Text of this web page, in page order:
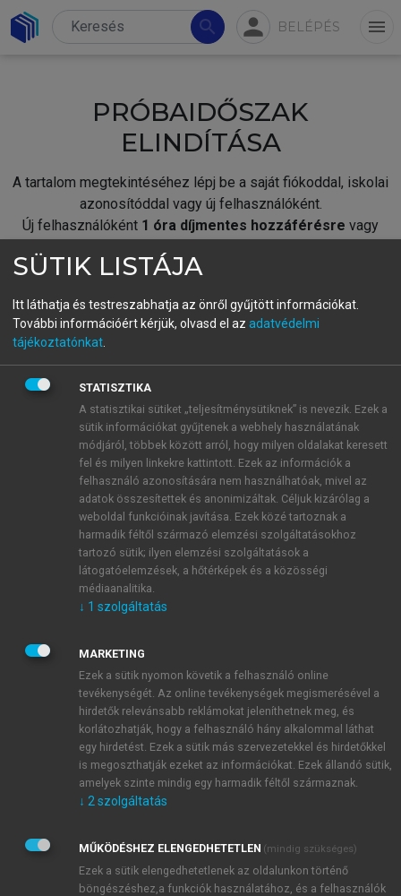
search person BELÉPÉS menu
PRÓBAIDŐSZAK
ELINDÍTÁSA
A tartalom megtekintéséhez lépj be a saját fiókoddal, iskolai
azonosítóddal vagy új felhasználóként.
Új felhasználóként 1 óra díjmentes hozzáférésre vagy
fiókoddal,vagy hozz létre új fiókot.
A regisztráció után apróbaidőszakautomatikusan
BELÉPÉS SAJÁT FIÓKKAL
ÚJ FIÓK LÉTREHOZÁSA
1 óra díjmentes hozzáférés
E-MAIL-CÍM
JELSZÓ
JELSZÓ ÚJRA
Kérek értesítést a MeRSZ újdonságairól, akcióiról.
Kérek értesítést az Akadémiai Kiadó Zrt. újdonságairól,
Adatkezelési tájékoztatóbanfoglaltakat tudomásul
veszem és elfogadom.
Általános vásárlási feltételeket, valamint a szotar.netés a
SÜTIK LISTÁJA
Itt láthatja és testreszabhatja az önről gyűjtött információkat.
További információért kérjük, olvasd el az adatvédelmi
tájékoztatónkat
STATISZTIKA
A statisztikai sütiket „teljesítménysütiknek” is nevezik. Ezek a
sütik információkat gyűjtenek a webhely használatának
módjáról, többek között arról, hogy milyen oldalakat keresett
fel és milyen linkekre kattintott. Ezek az információk a
felhasználó azonosítására nem használhatóak, mivel az
adatok összesítettek és anonimizáltak. Céljuk kizárólag a
weboldal funkcióinak javítása. Ezek közé tartoznak a
harmadik féltől származó elemzési szolgáltatásokhoz
tartozó sütik; ilyen elemzési szolgáltatások a
látogatóelemzések, a hőtérképek és a közösségi
médiaanalitika.
↓ 1 szolgáltatás
MARKETING
Ezek a sütik nyomon követik a felhasználó online
tevékenységét. Az online tevékenységek megismerésével a
hirdetők relevánsabb reklámokat jeleníthetnek meg, és
korlátozhatják, hogy a felhasználó hány alkalommal láthat
egy hirdetést. Ezek a sütik más szervezetekkel és hirdetőkkel
is megoszthatják ezeket az információkat. Ezek állandó sütik,
amelyek szinte mindig egy harmadik féltől származnak.
↓ 2 szolgáltatás
MŰKÖDÉSHEZ ELENGEDHETETLEN (mindig szükséges)
Ezek a sütik elengedhetetlenek az oldalunkon történő
böngészéshez,a funkciók használatához, és a felhasználók